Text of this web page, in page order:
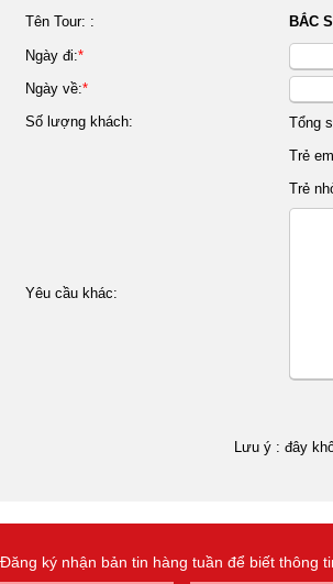
Tên Tour: : BẮC
Ngày đi:*
Ngày về:*
Số lượng khách:
Tổng
Trẻ
Trẻ
Yêu cầu khác:
Lưu ý : đây
Đăng ký nhận bản tin hàng tuần để biết thông